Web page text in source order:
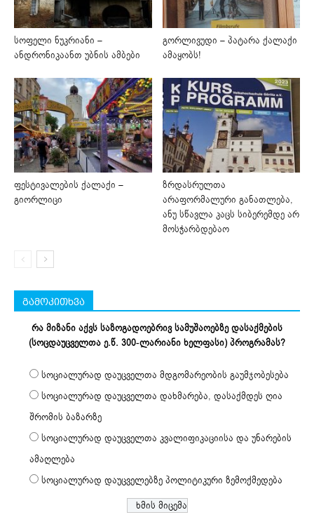
სოფელი ნუკრიანი –
ანდრონიკაანთ უბნის ამბები
გორლივუდი – პატარა ქალაქი
ამაყობს!
ფესტივალების ქალაქი –
გიორლიცი
ზრდასრულთა
არაფორმალური განათლება,
ანუ სწავლა კაცს სიბერემდე არ
მოსჭარბდებაო
გამოკითხვა
რა მიზანი აქვს საზოგადოებრივ სამუშაოებზე დასაქმების
(სოცდაუცველთა ე.წ. 300-ლარიანი ხელფასი) პროგრამას?
სოციალურად დაუცველთა მდგომარეობის გაუმჯობესება
სოციალურად დაუცველთა დახმარება, დასაქმდეს ღია
შრომის ბაზარზე
სოციალურად დაუცველთა კვალიფიკაციისა და უნარების
ამაღლება
სოციალურად დაუცველებზე პოლიტიკური ზემოქმედება